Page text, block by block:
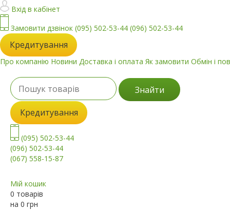
Вхід в кабінет
Замовити дзвінок (095) 502-53-44 (096) 502-53-44
Кредитування
Про компанію Новини Доставка і оплата Як замовити Обмін і
Знайти
Кредитування
(095) 502-53-44
(096) 502-53-44
(067) 558-15-87
Мій кошик
0 товарів
на 0 грн